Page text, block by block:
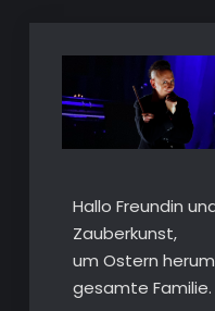
Hallo Freundin
Zauberkunst,
um Ostern
gesamte Familie.